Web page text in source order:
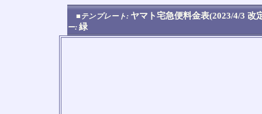
■テンプレート: ヤマト宅急便料金表(2023/4/3
ー: 緑